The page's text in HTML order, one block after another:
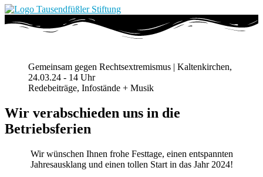
Gemeinsam gegen Rechtsextremismus | Kaltenkirchen,
24.03.24 - 14 Uhr
Redebeiträge, Infostände + Musik
Wir verabschieden uns in die
Betriebsferien
Wir wünschen Ihnen frohe Festtage, einen entspannten
Jahresausklang und einen tollen Start in das Jahr 2024!